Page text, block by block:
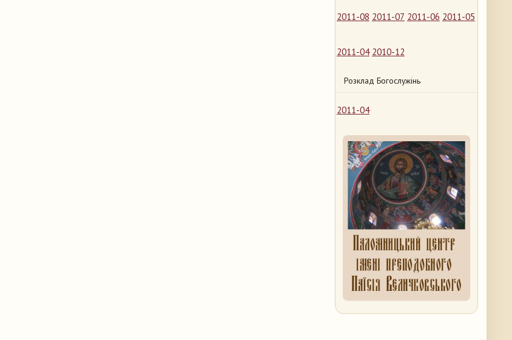
2011-08 2011-07 2011-06 2011-05
2011-04 2010-12
Розклад Богослужінь
2011-04